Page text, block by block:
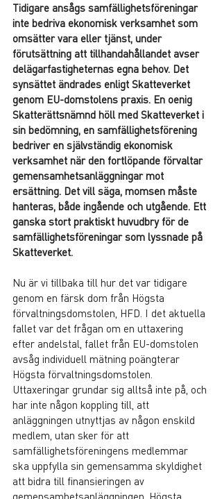
Tidigare ansågs samfällighetsföreningar
inte bedriva ekonomisk verksamhet som
omsätter vara eller tjänst, under
förutsättning att tillhandahållandet avser
delägarfastigheternas egna behov. Det
synsättet ändrades enligt Skatteverket
genom EU-domstolens praxis. En oenig
Skatterättsnämnd höll med Skatteverket i
sin bedömning, en samfällighetsförening
bedriver en självständig ekonomisk
verksamhet när den fortlöpande förvaltar
gemensamhetsanläggningar mot
ersättning. Det vill säga, momsen måste
hanteras, både ingående och utgående. Ett
ganska stort praktiskt huvudbry för de
samfällighetsföreningar som lyssnade på
Skatteverket.
Nu är vi tillbaka till hur det var tidigare
genom en färsk dom från Högsta
förvaltningsdomstolen, HFD. I det aktuella
fallet var det frågan om en uttaxering
efter andelstal, fallet från EU-domstolen
avsåg individuell mätning poängterar
Högsta förvaltningsdomstolen.
Uttaxeringar grundar sig alltså inte på, och
har inte någon koppling till, att
anläggningen utnyttjas av någon enskild
medlem, utan sker för att
samfällighetsföreningens medlemmar
ska uppfylla sin gemensamma skyldighet
att bidra till finansieringen av